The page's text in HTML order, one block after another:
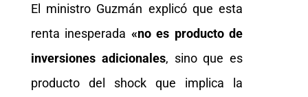
El ministro Guzmán explicó que esta
renta inesperada «no es producto de
inversiones adicionales, sino que es
producto del shock que implica la